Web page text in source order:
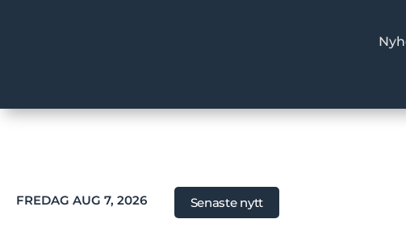
FREDAG AUG 7, 2026 Senaste nytt